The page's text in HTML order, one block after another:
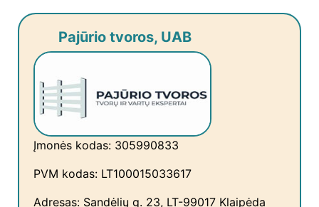
Pajūrio tvoros, UAB
Įmonės kodas: 305990833
PVM kodas: LT100015033617
Adresas: Sandėlių g. 23, LT-99017 Klaipėda